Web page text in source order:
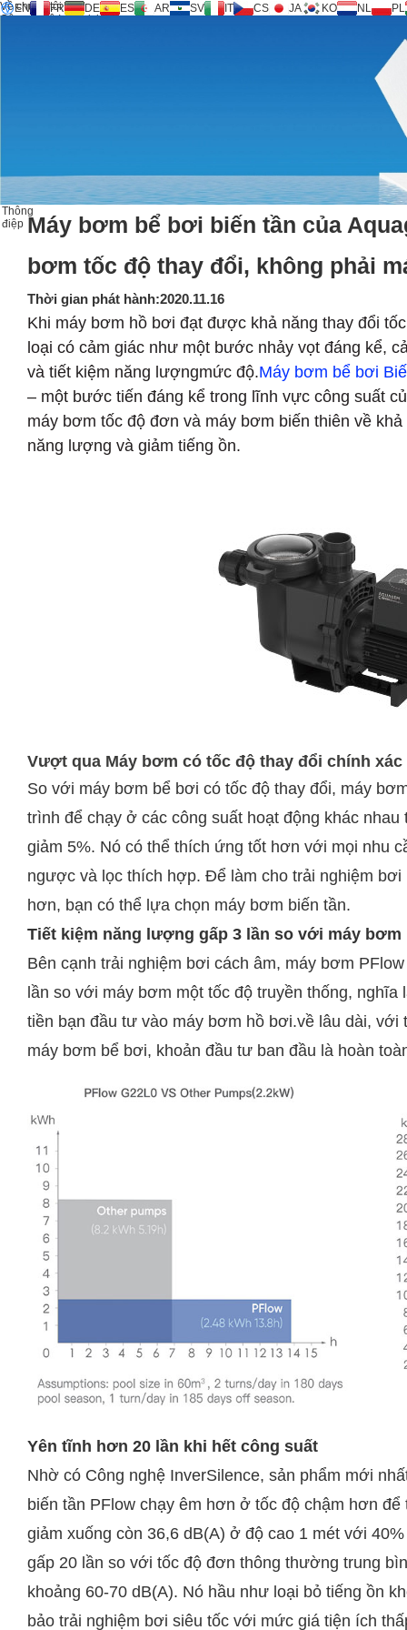
Về chúng tôi
Công nghệ Inversicity®
EN FR DE ES AR SV IT CS JA KO NL PL
Thông
điệp Máy bơm bể bơi biến tần của
bơm tốc độ thay đổi, không phải
Thời gian phát hành:2020.11.16
Khi máy bơm hồ bơi đạt được khả năng thay đổi
loại có cảm giác như một bước nhảy vọt đáng kể,
và tiết kiệm năng lượngmức độ.Máy bơm bể bơi
– một bước tiến đáng kể trong lĩnh vực công suất
máy bơm tốc độ đơn và máy bơm biến thiên về
năng lượng và giảm tiếng ồn.
Vượt qua Máy bơm có tốc độ thay đổi chính
So với máy bơm bể bơi có tốc độ thay đổi, máy
trình để chạy ở các công suất hoạt động khác
giảm 5%. Nó có thể thích ứng tốt hơn với mọi nhu
ngược và lọc thích hợp. Để làm cho trải nghiệm
hơn, bạn có thể lựa chọn máy bơm biến tần.
Tiết kiệm năng lượng gấp 3 lần so với máy
Bên cạnh trải nghiệm bơi cách âm, máy bơm
lần so với máy bơm một tốc độ truyền thống, nghĩa
tiền bạn đầu tư vào máy bơm hồ bơi.về lâu dài, với
máy bơm bể bơi, khoản đầu tư ban đầu là hoàn
Yên tĩnh hơn 20 lần khi hết công suất
Nhờ có Công nghệ InverSilence, sản phẩm mới
biến tần PFlow chạy êm hơn ở tốc độ chậm hơn
giảm xuống còn 36,6 dB(A) ở độ cao 1 mét với
gấp 20 lần so với tốc độ đơn thông thường trung
khoảng 60-70 dB(A). Nó hầu như loại bỏ tiếng ồn
bảo trải nghiệm bơi siêu tốc với mức giá tiện ích